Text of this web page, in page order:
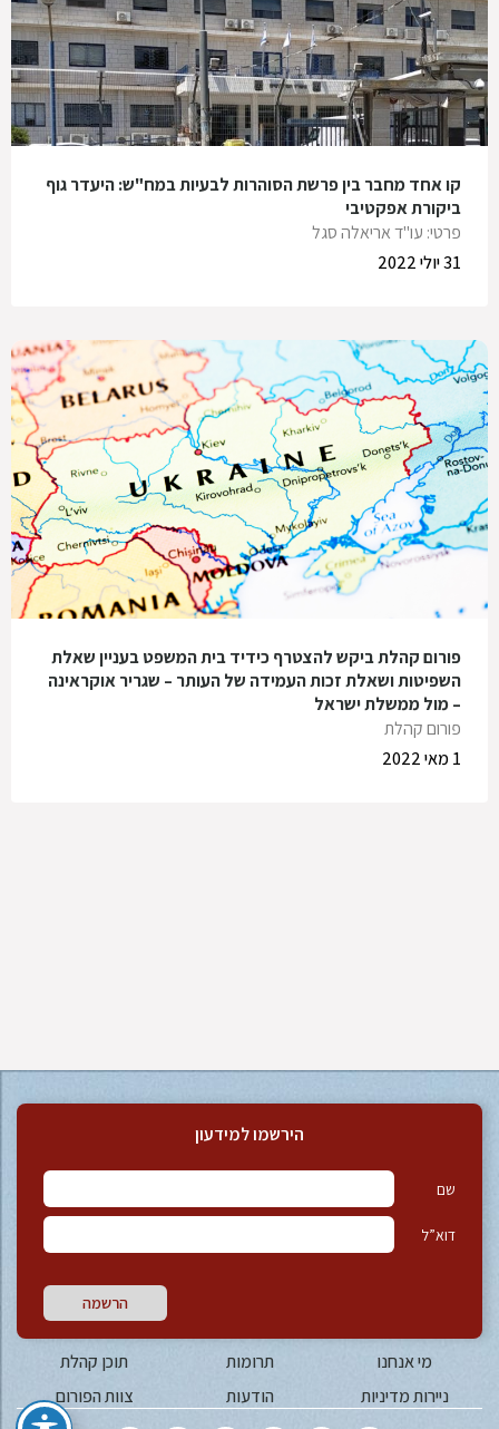
קו אחד מחבר בין פרשת הסוהרות לבעיות במח"ש: היעדר גוף
ביקורת אפקטיבי
פרטי: עו"ד אריאלה סגל
31 יולי 2022
פורום קהלת ביקש להצטרף כידיד בית המשפט בעניין שאלת
השפיטות ושאלת זכות העמידה של העותר – שגריר אוקראינה
– מול ממשלת ישראל
פורום קהלת
1 מאי 2022
הירשמו למידעון
שם
דוא”ל
הרשמה
מי אנחנו תרומות
תוכן קהלת
ניירות מדיניות
הודעות צוות הפורום